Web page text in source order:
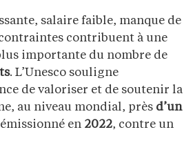
salaire faible, manque de
contribuent à une
importante du nombre de
. L’Unesco souligne
de valoriser et de soutenir la
au niveau mondial, près d’un
en 2022, contre un